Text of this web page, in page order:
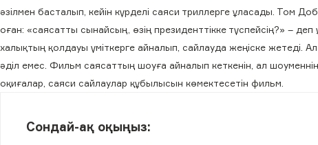
әзілмен басталып, кейін күрделі саяси триллерге ұласады. Том
оған: «саясатты сынайсың, өзің президенттікке түспейсің?» –
халықтың қолдауы үміткерге айналып, сайлауда жеңіске жетеді.
әділ емес. Фильм саясаттың шоуға айналып кеткенін, ал
оқиғалар, саяси сайлаулар құбылысын көмектесетін фильм.
Сондай-ақ оқыңыз: